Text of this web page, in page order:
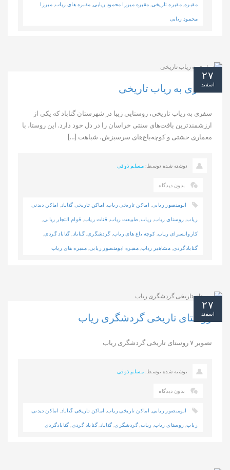
مقبره مقبره تاریخی, مقبره میرزا محمود ریابی, مقبره های ریاب میرزا
محمود ریابی
سفری به ریاب تاریخی
سفری به ریاب تاریخی، روستایی زیبا در شهرستان گناباد که یکی از
ارزشمندترین بافت‌های سنتی خراسان را در دل خود دارد. این روستا، با
معماری خشتی و کوچه‌باغ‌های سرسبزش، شباهت […]
۲۷
اسفند
نوشته شده توسط: مسلم ذوقی
بدون دیدگاه
ابومنصور ریابی اماکن تاریخی ریاب, اماکن تاریخی گناباد اماکن دیدنی
ریاب, روستای ریاب, ریاب ,طبیعت ریاب قنات ریاب قوام التجار ریابی
کاروانسرای ریاب کوچه باغ های ریاب, گردشگری ,گناباد گناباد گردی,
گنابادگردی مشاهیر ریاب ,مقبره ابومنصور ریابی مقبره های ریاب
روستای تاریخی گردشگری ریاب
تصویر ۷ روستای تاریخی گردشگری ریاب
۲۷
اسفند
نوشته شده توسط: مسلم ذوقی
بدون دیدگاه
ابومنصور ریابی اماکن تاریخی ریاب, اماکن تاریخی گناباد اماکن دیدنی
ریاب, روستای ریاب, ریاب ,گردشگری, گناباد گناباد گردی گنابادگردی